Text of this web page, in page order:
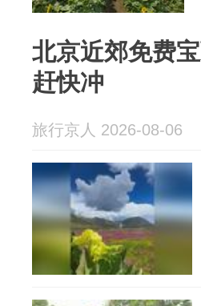
北京近郊免费
赶快冲
旅行京人 2026-08-06